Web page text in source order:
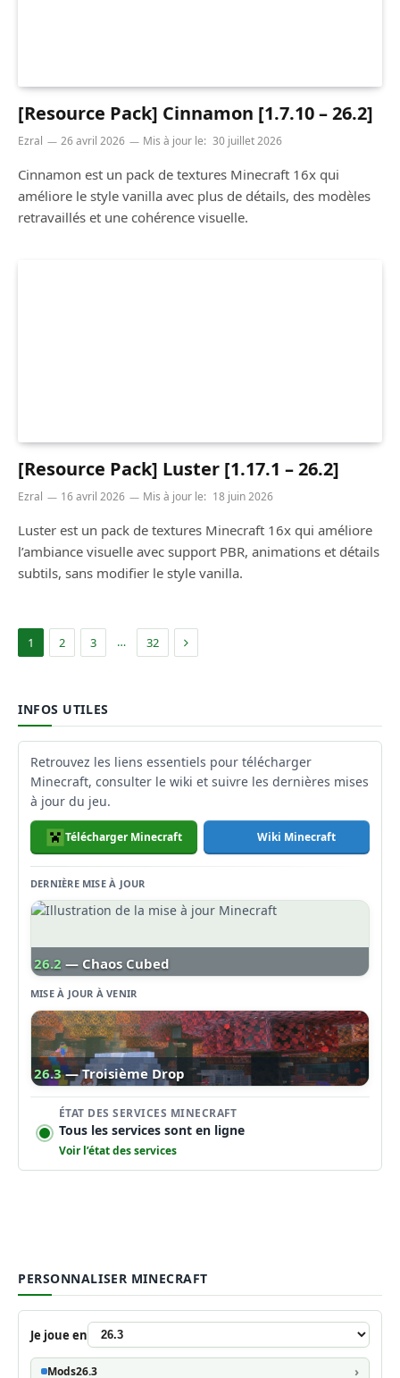
[Resource Pack] Cinnamon [1.7.10 – 26.2]
Ezral 26 avril 2026 Mis à jour le: 30 juillet 2026
Cinnamon est un pack de textures Minecraft 16x qui
améliore le style vanilla avec plus de détails, des modèles
retravaillés et une cohérence visuelle.
[Resource Pack] Luster [1.17.1 – 26.2]
Ezral 16 avril 2026 Mis à jour le: 18 juin 2026
Luster est un pack de textures Minecraft 16x qui améliore
l’ambiance visuelle avec support PBR, animations et détails
subtils, sans modifier le style vanilla.
1 2 3 … 32 Suivant
INFOS UTILES
Retrouvez les liens essentiels pour télécharger
Minecraft, consulter le wiki et suivre les dernières mises
à jour du jeu.
Télécharger Minecraft Wiki Minecraft
DERNIÈRE MISE À JOUR
26.2 — Chaos Cubed
MISE À JOUR À VENIR
26.3 — Troisième Drop
ÉTAT DES SERVICES MINECRAFT
Tous les services sont en ligne
Voir l’état des services
PERSONNALISER MINECRAFT
Je joue en
Mods26.3